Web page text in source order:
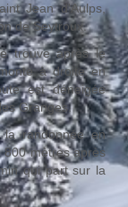
Jean d'Aulps,
de Seytroux.
trouve après le
à droite en
est déneigée
Granges.
randonnée en
800 mètres après
qui part sur la